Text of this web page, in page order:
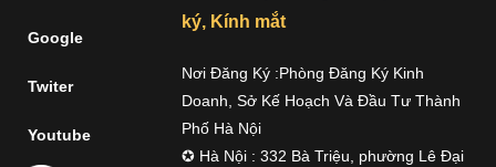
Google
Twiter
Youtube
ký, Kính mắt
Nơi Đăng Ký :Phòng Đăng Ký Kinh
Doanh, Sở Kế Hoạch Và Đầu Tư Thành
Phố Hà Nội
✪ Hà Nội : 332 Bà Triệu, phường Lê Đại